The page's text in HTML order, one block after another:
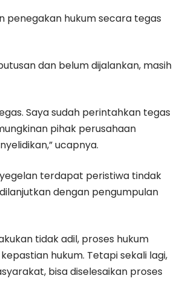
penegakan hukum secara tegas
dan belum dijalankan, masih
Saya sudah perintahkan tegas
pihak perusahaan
ucapnya.
terdapat peristiwa tindak
dengan pengumpulan
tidak adil, proses hukum
hukum. Tetapi sekali lagi,
bisa diselesaikan proses